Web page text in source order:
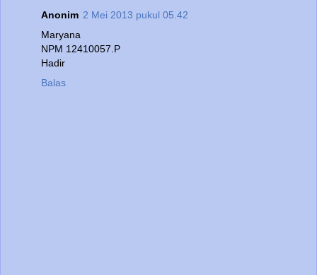
Anonim 2 Mei 2013 pukul 05.42
Maryana
NPM 12410057.P
Hadir
Balas